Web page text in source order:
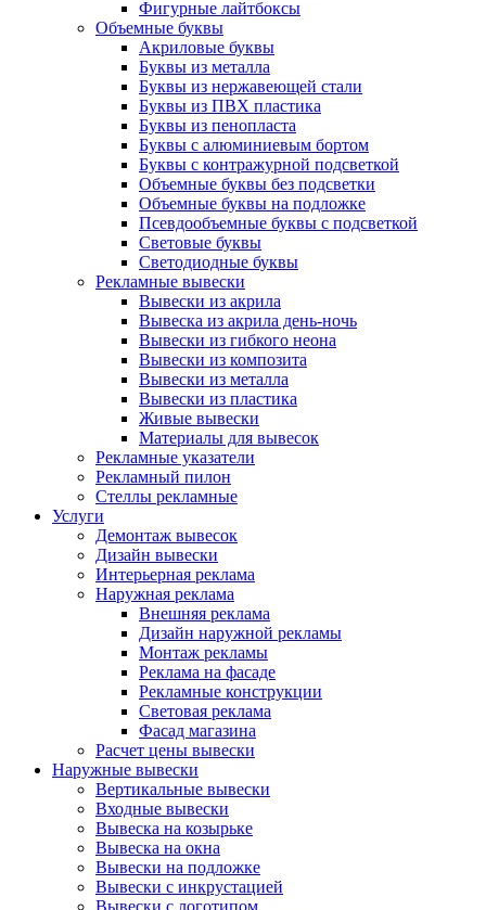
Фигурные лайтбоксы
Объемные буквы
Акриловые буквы
Буквы из металла
Буквы из нержавеющей стали
Буквы из ПВХ пластика
Буквы из пенопласта
Буквы с алюминиевым бортом
Буквы с контражурной подсветкой
Объемные буквы без подсветки
Объемные буквы на подложке
Псевдообъемные буквы с подсветкой
Световые буквы
Светодиодные буквы
Рекламные вывески
Вывески из акрила
Вывеска из акрила день-ночь
Вывески из гибкого неона
Вывески из композита
Вывески из металла
Вывески из пластика
Живые вывески
Материалы для вывесок
Рекламные указатели
Рекламный пилон
Стеллы рекламные
Услуги
Демонтаж вывесок
Дизайн вывески
Интерьерная реклама
Наружная реклама
Внешняя реклама
Дизайн наружной рекламы
Монтаж рекламы
Реклама на фасаде
Рекламные конструкции
Световая реклама
Фасад магазина
Расчет цены вывески
Наружные вывески
Вертикальные вывески
Входные вывески
Вывеска на козырьке
Вывеска на окна
Вывески на подложке
Вывески с инкрустацией
Вывески с логотипом